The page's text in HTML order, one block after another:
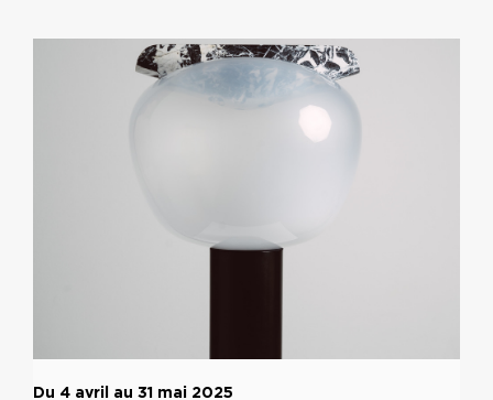
Du 4 avril au 31 mai 2025